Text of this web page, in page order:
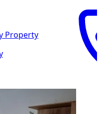
Property